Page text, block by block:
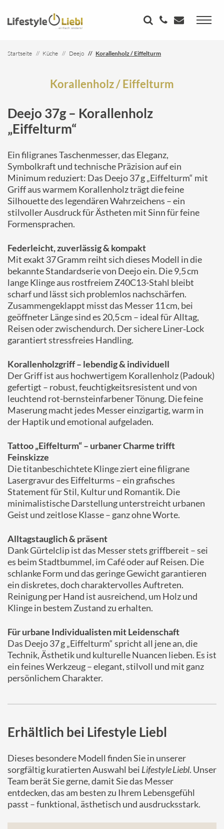
Startseite Küche Deejo Korallenholz / Eiffelturm
Korallenholz / Eiffelturm
Deejo 37g – Korallenholz
„Eiffelturm“
Ein filigranes Taschenmesser, das Eleganz,
Symbolkraft und technische Präzision auf ein
Minimum reduziert: Das Deejo 37 g „Eiffelturm“ mit
Griff aus warmem Korallenholz trägt die feine
Silhouette des legendären Wahrzeichens – ein
stilvoller Ausdruck für Ästheten mit Sinn für feine
Formensprachen.
Federleicht, zuverlässig & kompakt
Mit exakt 37 Gramm reiht sich dieses Modell in die
bekannte Standardserie von Deejo ein. Die 9,5 cm
lange Klinge aus rostfreiem Z40C13-Stahl bleibt
scharf und lässt sich problemlos nachschärfen.
Zusammengeklappt misst das Messer 11 cm, bei
geöffneter Länge sind es 20,5 cm – ideal für Alltag,
Reisen oder zwischendurch. Der sichere Liner‑Lock
garantiert stressfreies Handling.
Korallenholzgriff – lebendig & individuell
Der Griff ist aus hochwertigem Korallenholz (Padouk)
gefertigt – robust, feuchtigkeitsresistent und von
leuchtend rot-bernsteinfarbener Tönung. Die feine
Maserung macht jedes Messer einzigartig, warm in
der Haptik und emotional aufgeladen.
Tattoo „Eiffelturm“ – urbaner Charme trifft
Feinskizze
Die titanbeschichtete Klinge ziert eine filigrane
Lasergravur des Eiffelturms – ein grafisches
Statement für Stil, Kultur und Romantik. Die
minimalistische Darstellung unterstreicht urbanen
Geist und zeitlose Klasse – ganz ohne Worte.
Alltagstauglich & präsent
Dank Gürtelclip ist das Messer stets griffbereit – sei
es beim Stadtbummel, im Café oder auf Reisen. Die
schlanke Form und das geringe Gewicht garantieren
ein diskretes, doch charaktervolles Auftreten.
Reinigung per Hand ist ausreichend, um Holz und
Klinge in bestem Zustand zu erhalten.
Für urbane Individualisten mit Leidenschaft
Das Deejo 37 g „Eiffelturm“ spricht all jene an, die
Technik, Ästhetik und kulturelle Nuancen lieben. Es ist
ein feines Werkzeug – elegant, stilvoll und mit ganz
persönlichem Charakter.
Erhältlich bei Lifestyle Liebl
Dieses besondere Modell finden Sie in unserer
sorgfältig kuratierten Auswahl bei Lifestyle Liebl. Unser
Team berät Sie gerne, damit Sie das Messer
entdecken, das am besten zu Ihrem Lebensgefühl
passt – funktional, ästhetisch und ausdrucksstark.